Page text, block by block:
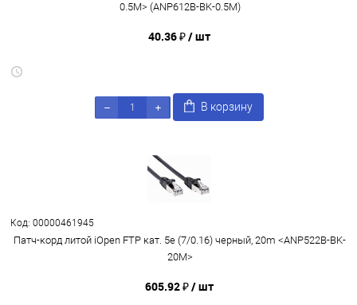
0.5M> (ANP612B-BK-0.5M)
40.36 ₽/ шт
В корзину
Код: 00000461945
Патч-корд литой iOpen FTP кат. 5e (7/0.16) черный, 20m <ANP522B-BK-
20M>
605.92 ₽/ шт